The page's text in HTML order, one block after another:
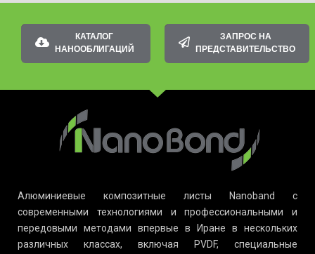
КАТАЛОГ
НАНООБЛИГАЦИЙ
ЗАПРОС НА
ПРЕДСТАВИТЕЛЬСТВО
Алюминиевые композитные листы Nanoband с
современными технологиями и профессиональными и
передовыми методами впервые в Иране в нескольких
различных классах, включая PVDF, специальные